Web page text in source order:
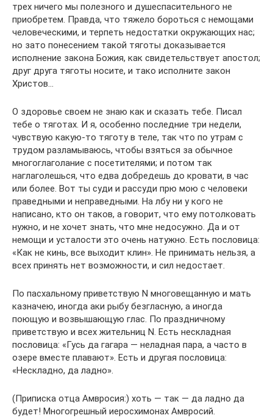
трех ничего мы полезного и душеспасительного не
приобретем. Правда, что тяжело бороться с немощами
человеческими, и терпеть недостатки окружающих нас;
но зато понесением такой тяготы доказывается
исполнение закона Божия, как свидетельствует апостол;
друг друга тяготы носите, и тако исполните закон
Христов…
О здоровье своем не знаю как и сказать тебе. Писал
тебе о тяготах. И я, особенно последние три недели,
чувствую какую-то тяготу в теле, так что по утрам с
трудом разламываюсь, чтобы взяться за обычное
многоглаголание с посетителями; и потом так
наглаголешься, что едва добредешь до кровати, в час
или более. Вот ты суди и рассуди прю мою с человеки
праведными и неправедными. На лбу ни у кого не
написано, кто он таков, а говорит, что ему потолковать
нужно, и не хочет знать, что мне недосужно. Да и от
немощи и усталости это очень натужно. Есть пословица:
«Как не кинь, все выходит клин». Не принимать нельзя, а
всех принять нет возможности, и сил недостает.
По пасхальному приветствую N многовещанную и мать
казначею, иногда аки рыбу безгласную, а иногда
поющую и возвышающую глас. По праздничному
приветствую и всех жительниц N. Есть нескладная
пословица: «Гусь да гагара — неладная пара, а часто в
озере вместе плавают». Есть и другая пословица:
«Нескладно, да ладно».
(Приписка отца Амвросия:) хоть — так — да ладно да
будет! Многогрешный иеросхимонах Амвросий.